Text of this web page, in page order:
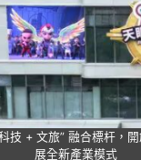
技 + 文旅” 融合標杆，
展全新產業模式